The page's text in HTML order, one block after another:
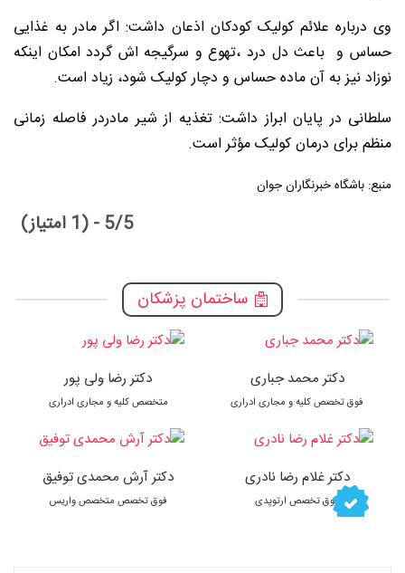
وی درباره علائم کولیک کودکان اذعان داشت: اگر مادر به غذایی
حساس و باعث دل درد ،تهوع و سرگیجه اش گردد امکان اینکه
نوزاد نیز به آن ماده حساس و دچار کولیک شود، زیاد است.
سلطانی در پایان ابراز داشت: تغذیه از شیر مادردر فاصله زمانی
منظم برای درمان کولیک مؤثر است.
منبع: باشگاه خبرنگاران جوان
5/5 - (1 امتیاز)
ساختمان پزشکان
دکتر محمد جباری
فوق تخصص کلیه و مجاری ادراری
دکتر غلام رضا نادری
فوق تخصص ارتوپدی
دکتر رضا ولی پور
متخصص کلیه و مجاری ادراری
دکتر آرش محمدی توفیق
فوق تخصص متخصص واریس